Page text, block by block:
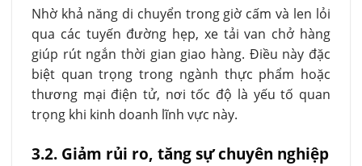
Nhờ khả năng di chuyển trong giờ cấm và len lỏi
qua các tuyến đường hẹp, xe tải van chở hàng
giúp rút ngắn thời gian giao hàng. Điều này đặc
biệt quan trọng trong ngành thực phẩm hoặc
thương mại điện tử, nơi tốc độ là yếu tố quan
trọng khi kinh doanh lĩnh vực này.
3.2. Giảm rủi ro, tăng sự chuyên nghiệp